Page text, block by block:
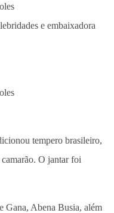
tempero brasileiro,
O jantar foi
Gana, Abena Busia, além